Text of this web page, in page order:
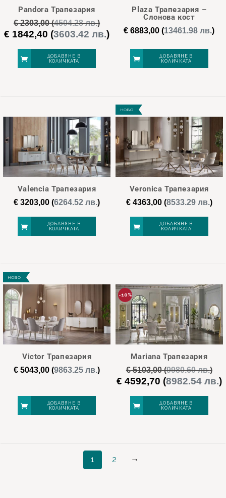
Pandora Трапезария
€2303,00(4504.28 лв.)
Original
was:
€ 2303,00.
€ 1842,40 (3603.42 лв.)Текущата
€ 1842,40.
ДОБАВЯНЕ В
КОЛИЧКАТА
Plaza Трапезария –
Слонова кост
€ 6883,00 (13461.98 лв.)
ДОБАВЯНЕ В
КОЛИЧКАТА
Valencia Трапезария
€ 3203,00 (6264.52 лв.)
ДОБАВЯНЕ В
КОЛИЧКАТА
НОВО
Veronica Трапезария
€4363,00(8533.29 лв.)
ДОБАВЯНЕ В
КОЛИЧКАТА
НОВО
Victor Трапезария
€ 5043,00 (9863.25 лв.)
ДОБАВЯНЕ В
КОЛИЧКАТА
-10%
Mariana Трапезария
€5103,00(9980.60 лв.)
Original
was:
€ 5103,00.
€ 4592,70 (8982.54 лв.)
ДОБАВЯНЕ В
КОЛИЧКАТА
1 2 →